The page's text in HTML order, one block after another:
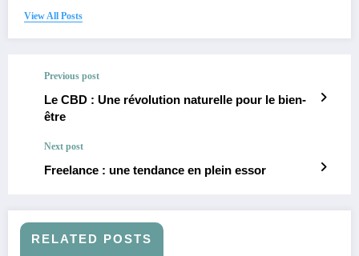
View All Posts
Previous post
Le CBD : Une révolution naturelle pour le bien-
être
Next post
Freelance : une tendance en plein essor
RELATED POSTS